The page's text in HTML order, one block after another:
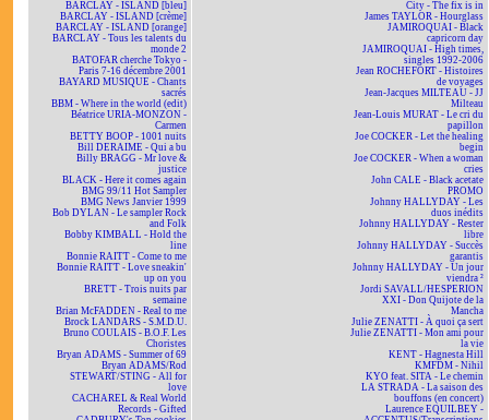
BARCLAY - ISLAND [bleu]
BARCLAY - ISLAND [crème]
BARCLAY - ISLAND [orange]
BARCLAY - Tous les talents du
monde 2
BATOFAR cherche Tokyo -
Paris 7-16 décembre 2001
BAYARD MUSIQUE - Chants
sacrés
BBM - Where in the world (edit)
Béatrice URIA-MONZON -
Carmen
BETTY BOOP - 1001 nuits
Bill DERAIME - Qui a bu
Billy BRAGG - Mr love &
justice
BLACK - Here it comes again
BMG 99/11 Hot Sampler
BMG News Janvier 1999
Bob DYLAN - Le sampler Rock
and Folk
Bobby KIMBALL - Hold the
line
Bonnie RAITT - Come to me
Bonnie RAITT - Love sneakin'
up on you
BRETT - Trois nuits par
semaine
Brian McFADDEN - Real to me
Brock LANDARS - S.M.D.U.
Bruno COULAIS - B.O.F. Les
Choristes
Bryan ADAMS - Summer of 69
Bryan ADAMS/Rod
STEWART/STING - All for
love
CACHAREL & Real World
Records - Gifted
City - The fix is in
James TAYLOR - Hourglass
JAMIROQUAI - Black
capricorn day
JAMIROQUAI - High times,
singles 1992-2006
Jean ROCHEFORT - Histoires
de voyages
Jean-Jacques MILTEAU - JJ
Milteau
Jean-Louis MURAT - Le cri du
papillon
Joe COCKER - Let the healing
begin
Joe COCKER - When a woman
cries
John CALE - Black acetate
PROMO
Johnny HALLYDAY - Les
duos inédits
Johnny HALLYDAY - Rester
libre
Johnny HALLYDAY - Succès
garantis
Johnny HALLYDAY - Un jour
viendra ²
Jordi SAVALL/HESPERION
XXI - Don Quijote de la
Mancha
Julie ZENATTI - À quoi ça sert
Julie ZENATTI - Mon ami pour
la vie
KENT - Hagnesta Hill
KMFDM - Nihil
KYO feat. SITA - Le chemin
LA STRADA - La saison des
bouffons (en concert)
Laurence EQUILBEY -